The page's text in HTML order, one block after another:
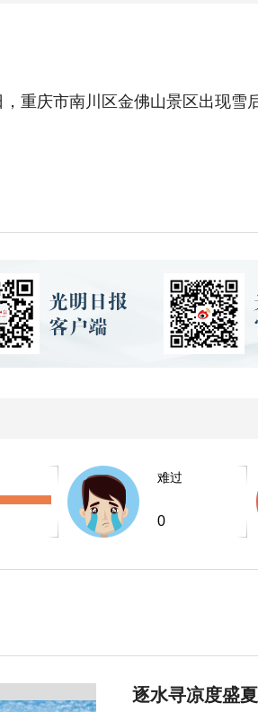
庆市南川区金佛山景区出现雪后
难过
0
逐水寻凉度盛